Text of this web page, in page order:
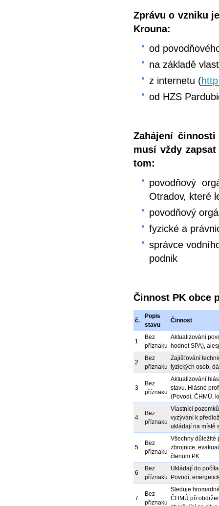
Zprávu o vzniku
Krouna:
od
na základě
z internetu (
od HZS
Zahájení
musí vždy
tom:
povodňový
Otradov, které
povodňový
fyzické a
správce
podnik
Činnost PK obce
č.
Popis
stavu
Činnost
1
Bez
příznaku
Aktualizování
hodnot SPA),
2
Bez
příznaku
Zajišťování
fyzických osob,
3
Bez
příznaku
Aktualizování
stavu. Hlásné
(Povodí, ČHMÚ,
4
Bez
příznaku
Vlastníci
vyzývání k
ukládají na místě
5
Bez
příznaku
Všechny důležité
zbrojnice,
členům PK.
6
Bez
příznaku
Ukládají do
Povodí,
7
Bez
příznaku
Sleduje
ČHMÚ při